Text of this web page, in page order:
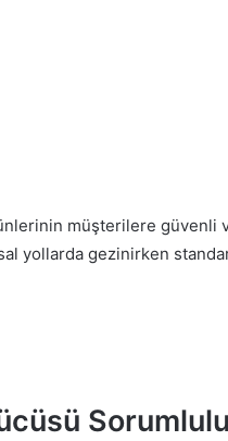
müşterilere güvenli
yollarda gezinirken